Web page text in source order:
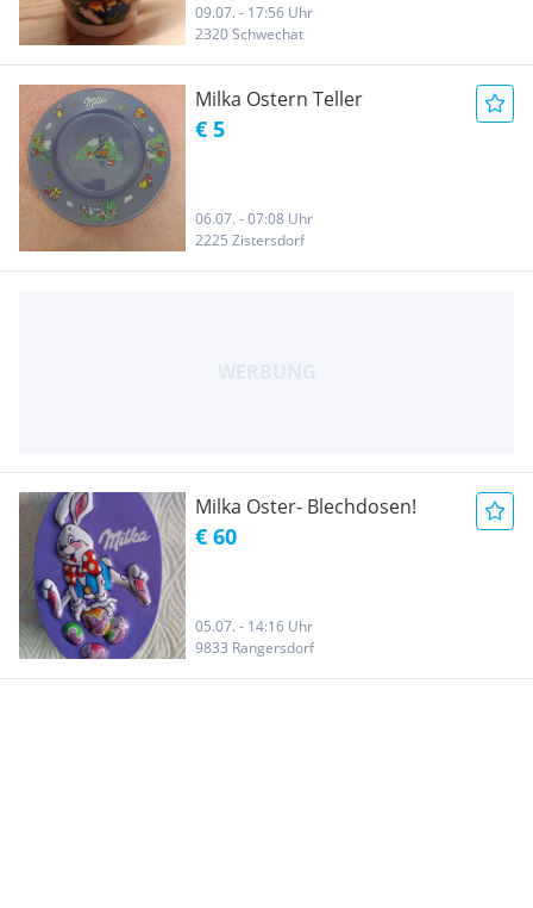
09.07. - 17:56 Uhr
2320 Schwechat
Milka Ostern Teller
€ 5
06.07. - 07:08 Uhr
2225 Zistersdorf
Milka Oster- Blechdosen!
€ 60
05.07. - 14:16 Uhr
9833 Rangersdorf